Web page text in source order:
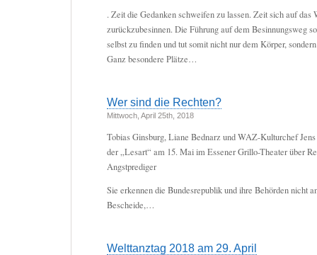
. Zeit die Gedanken schweifen zu lassen. Zeit sich auf das
zurückzubesinnen. Die Führung auf dem Besinnungsweg
selbst zu finden und tut somit nicht nur dem Körper,
Ganz besondere Plätze…
Wer sind die Rechten?
Mittwoch, April 25th, 2018
Tobias Ginsburg, Liane Bednarz und WAZ-Kulturchef
der „Lesart“ am 15. Mai im Essener Grillo-Theater über
Angstprediger
Sie erkennen die Bundesrepublik und ihre Behörden nicht
Bescheide,…
Welttanztag 2018 am 29. April